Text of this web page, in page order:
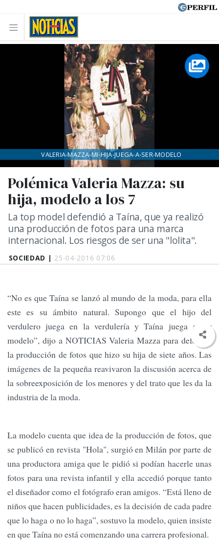
SOCIEDAD | 25-04-2016 07:06
Polémica Valeria Mazza: su
hija, modelo a los 7
La top model defendió a Taína, que ya realizó
una producción de fotos para una marca
internacional. Los riesgos de ser una "lolita".
VALERIA-MAZZA-MI-HIJA-JUEGA-A-SER-MODELO
“No es que Taína se lanzó al mundo de la moda, para ella
este es su ámbito natural. Supongo que el hijo del
verdulero juega en la verdulería y Taína juega a ser
modelo”, dijo a NOTICIAS Valeria Mazza para defender
la producción de fotos que hizo su hija de siete años. Las
imágenes de la pequeña reavivaron la discusión acerca de
la sobreexposición de los menores y del trato que les da la
industria de la moda.
La modelo cuenta que idea de la producción de fotos, que
se publicó en revista "Hola", surgió en Milán por parte de
una productora amiga que le pidió si podían hacerle unas
fotos para una revista infantil y ella accedió porque tanto
el diseñador como el fotógrafo eran amigos. “Está lleno de
niños que hacen publicidades, es la decisión de cada padre
que lo haga o no lo haga”, sostuvo la modelo, quien insiste
en que Taína no está comenzando una carrera profesional.